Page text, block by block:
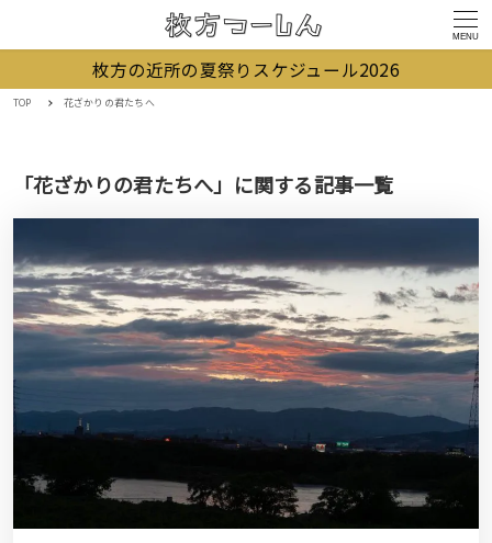
MENU
枚方の近所の夏祭りスケジュール2026
TOP 花ざかりの君たちへ
「花ざかりの君たちへ」に関する記事一覧